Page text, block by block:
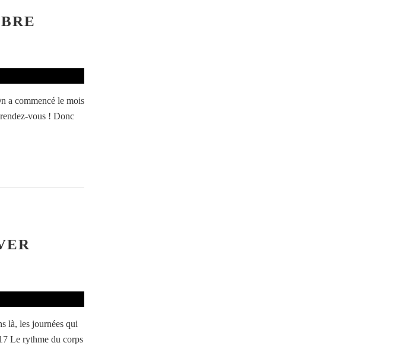
a commencé le mois
vous ! Donc
là, les journées qui
Le rythme du corps